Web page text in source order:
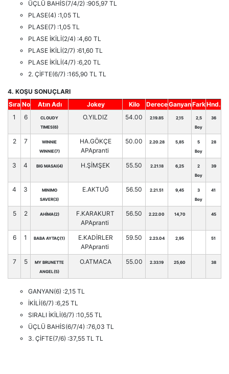
ÜÇLÜ BAHİS(7/4/2) :905,97 TL
PLASE(4) :1,05 TL
PLASE(7) :1,05 TL
PLASE İKİLİ(2/4) :4,60 TL
PLASE İKİLİ(2/7) :61,60 TL
PLASE İKİLİ(4/7) :6,20 TL
2. ÇİFTE(6/7) :165,90 TL TL
4. KOŞU SONUÇLARI
Sıra No Atın Adı Jokey Kilo DereceGanyanFarkHnd.
1
6
CLOUDY
TIMES(6)
O.YILDIZ 54.00 2.19.85 2,15
2,5
Boy
36
2 7
WINNIE
WINNIE(7)
HA.GÖKÇE
APApranti
50.00 2.20.28 5,85
5
Boy
28
3 4 BIG MASAI(4) H.ŞİMŞEK 55.50 2.21.18 6,25
2
Boy
39
4 3
MINIMO
SAVER(3)
E.AKTUĞ 56.50 2.21.51 9,45
3
Boy
41
5 2 AHİMA(2)
F.KARAKURT
APApranti
56.50 2.22.00 14,70 45
6 1 BABA AYTAÇ(1)
E.KADİRLER
APApranti
59.50 2.23.04 2,95 51
7 5
MY BRUNETTE
ANGEL(5)
O.ATMACA 55.00 2.33.19 25,60 38
GANYAN(6) :2,15 TL
İKİLİ(6/7) :6,25 TL
SIRALI İKİLİ(6/7) :10,55 TL
ÜÇLÜ BAHİS(6/7/4) :76,03 TL
3. ÇİFTE(7/6) :37,55 TL TL